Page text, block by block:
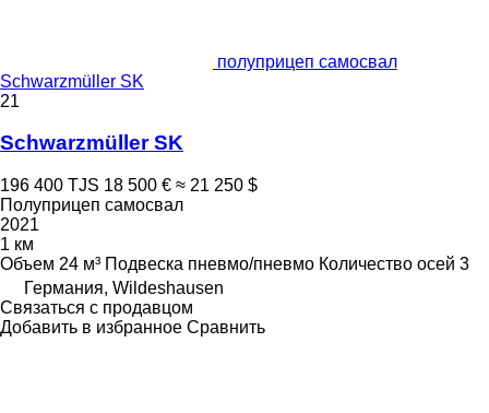
полуприцеп самосвал
Schwarzmüller SK
21
Schwarzmüller SK
196 400 TJS 18 500 € ≈ 21 250 $
Полуприцеп самосвал
2021
1 км
Объем 24 м³ Подвеска пневмо/пневмо Количество осей 3
Германия, Wildeshausen
Связаться с продавцом
Добавить в избранное Сравнить